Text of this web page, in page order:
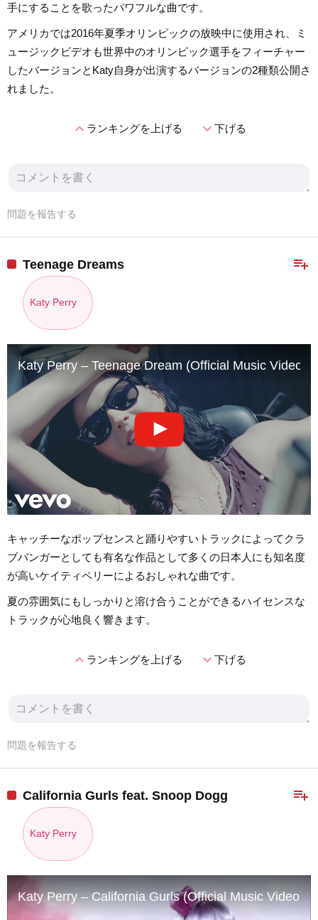
手にすることを歌ったパワフルな曲です。
アメリカでは2016年夏季オリンピックの放映中に使用され、ミ
ュージックビデオも世界中のオリンピック選手をフィーチャー
したバージョンとKaty自身が出演するバージョンの2種類公開さ
れました。
expand_lessランキングを上げる expand_more下げる
問題を報告する
playlist_add
Teenage Dreams
Katy Perry
Katy Perry – Teenage Dream (Official Music Video)
キャッチーなポップセンスと踊りやすいトラックによってクラ
ブバンガーとしても有名な作品として多くの日本人にも知名度
が高いケイティペリーによるおしゃれな曲です。
夏の雰囲気にもしっかりと溶け合うことができるハイセンスな
トラックが心地良く響きます。
expand_lessランキングを上げる expand_more下げる
問題を報告する
playlist_add
California Gurls feat. Snoop Dogg
Katy Perry
Katy Perry – California Gurls (Official Music Video)